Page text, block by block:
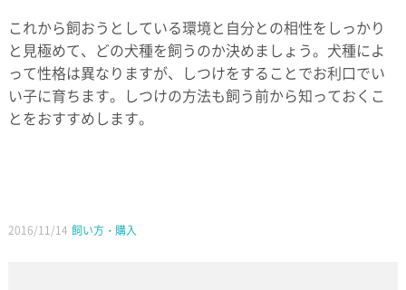
これから飼おうとしている環境と自分との相性をしっかり
と見極めて、どの犬種を飼うのか決めましょう。犬種によ
って性格は異なりますが、しつけをすることでお利口でい
い子に育ちます。しつけの方法も飼う前から知っておくこ
とをおすすめします。
2016/11/14 飼い方・購入